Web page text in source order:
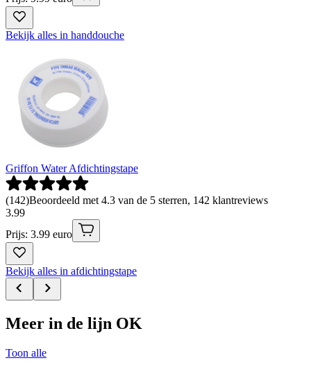
Bekijk alles in handdouche
Griffon Water Afdichtingstape
(142)Beoordeeld met 4.3 van de 5 sterren, 142 klantreviews
3.99
Prijs: 3.99 euro
Bekijk alles in afdichtingstape
Meer in de lijn OK
Toon alle